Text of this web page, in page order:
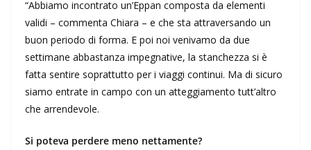
“Abbiamo incontrato un’Eppan composta da elementi
validi – commenta Chiara – e che sta attraversando un
buon periodo di forma. E poi noi venivamo da due
settimane abbastanza impegnative, la stanchezza si è
fatta sentire soprattutto per i viaggi continui. Ma di sicuro
siamo entrate in campo con un atteggiamento tutt’altro
che arrendevole.
Si poteva perdere meno nettamente?